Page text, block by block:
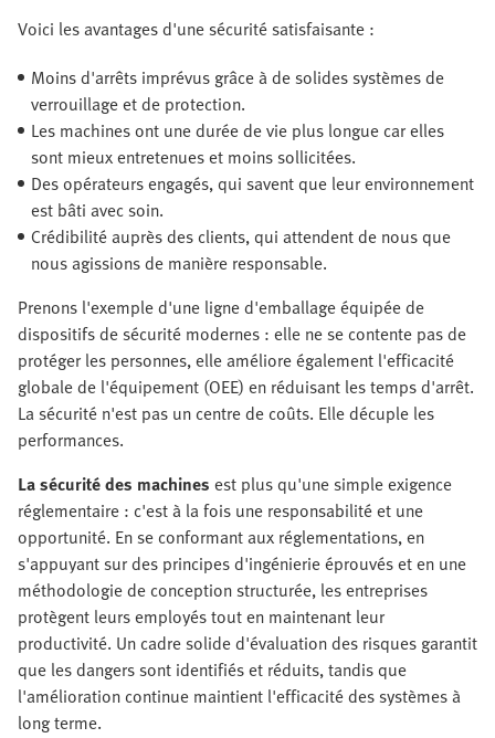
Voici les avantages d'une sécurité satisfaisante :
Moins d'arrêts imprévus grâce à de solides systèmes de
verrouillage et de protection.
Les machines ont une durée de vie plus longue car elles
sont mieux entretenues et moins sollicitées.
Des opérateurs engagés, qui savent que leur environnement
est bâti avec soin.
Crédibilité auprès des clients, qui attendent de nous que
nous agissions de manière responsable.
Prenons l'exemple d'une ligne d'emballage équipée de
dispositifs de sécurité modernes : elle ne se contente pas de
protéger les personnes, elle améliore également l'efficacité
globale de l'équipement (OEE) en réduisant les temps d'arrêt.
La sécurité n'est pas un centre de coûts. Elle décuple les
performances.
La sécurité des machines est plus qu'une simple exigence
réglementaire : c'est à la fois une responsabilité et une
opportunité. En se conformant aux réglementations, en
s'appuyant sur des principes d'ingénierie éprouvés et en une
méthodologie de conception structurée, les entreprises
protègent leurs employés tout en maintenant leur
productivité. Un cadre solide d'évaluation des risques garantit
que les dangers sont identifiés et réduits, tandis que
l'amélioration continue maintient l'efficacité des systèmes à
long terme.